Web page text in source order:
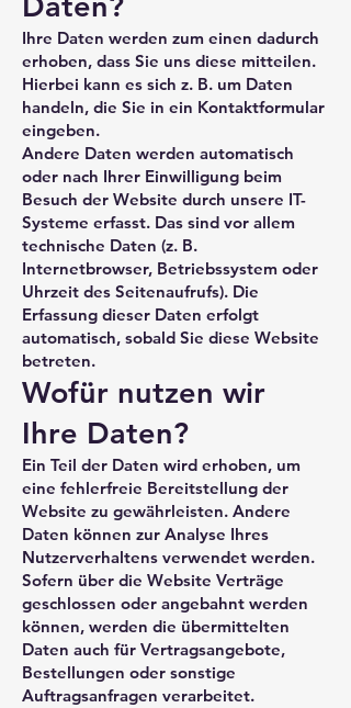
Ihre Daten werden zum einen dadurch
erhoben, dass Sie uns diese mitteilen.
Hierbei kann es sich z. B. um Daten
handeln, die Sie in ein Kontaktformular
eingeben.
Andere Daten werden automatisch
oder nach Ihrer Einwilligung beim
Besuch der Website durch unsere IT-
Systeme erfasst. Das sind vor allem
technische Daten (z. B.
Internetbrowser, Betriebssystem oder
Uhrzeit des Seitenaufrufs). Die
Erfassung dieser Daten erfolgt
automatisch, sobald Sie diese Website
betreten.
Wofür nutzen wir
Ihre Daten?
Ein Teil der Daten wird erhoben, um
eine fehlerfreie Bereitstellung der
Website zu gewährleisten. Andere
Daten können zur Analyse Ihres
Nutzerverhaltens verwendet werden.
Sofern über die Website Verträge
geschlossen oder angebahnt werden
können, werden die übermittelten
Daten auch für Vertragsangebote,
Bestellungen oder sonstige
Auftragsanfragen verarbeitet.